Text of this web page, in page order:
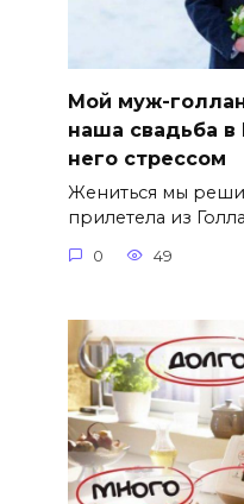
Мой муж-
наша свадьба
него стрессом
Жениться мы
прилетела из
0 49